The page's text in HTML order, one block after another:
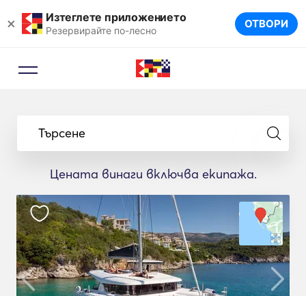
× Изтеглете приложението
Резервирайте по-лесно ОТВОРИ
Търсене
Цената винаги включва екипажа.